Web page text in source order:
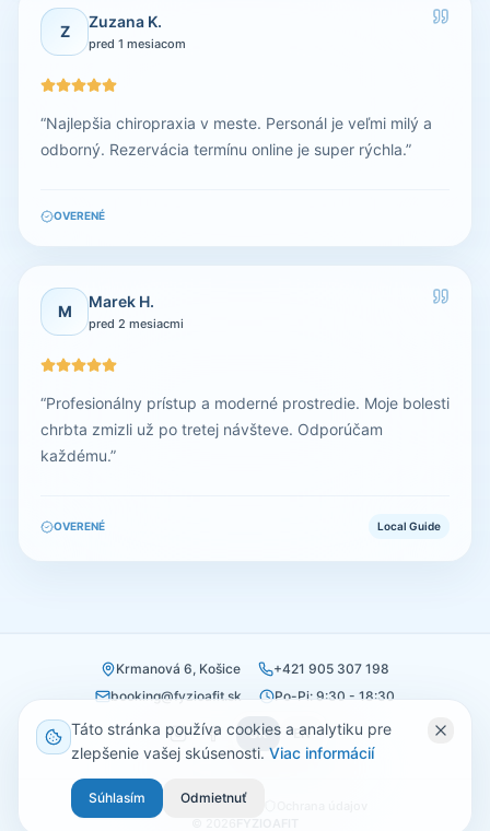
Z
Zuzana K.
pred 1 mesiacom
“Najlepšia chiropraxia v meste. Personál je veľmi milý a
odborný. Rezervácia termínu online je super rýchla.”
OVERENÉ
M
Marek H.
pred 2 mesiacmi
“Profesionálny prístup a moderné prostredie. Moje bolesti
chrbta zmizli už po tretej návšteve. Odporúčam
každému.”
OVERENÉ Local Guide
Krmanová 6, Košice
+421 905 307 198
booking@fyzioafit.sk
Po-Pi: 9:30 - 18:30
SK EN
Obchodné podmienky
Táto stránka používa cookies a analytiku pre
zlepšenie vašej skúsenosti. Viac informácií
Súhlasím Odmietnuť